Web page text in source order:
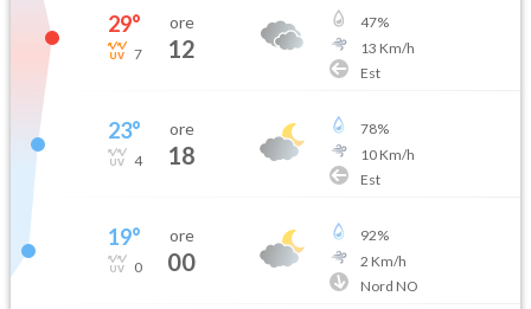
29°
7
ore
12
47%
13 Km/h
Est
23°
4
ore
18
78%
10Km/h
Est
19°
0
ore
00
92%
2 Km/h
Nord NO